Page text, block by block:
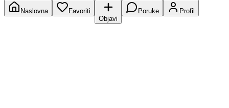
Naslovna
Favoriti
Objavi
Poruke Profil